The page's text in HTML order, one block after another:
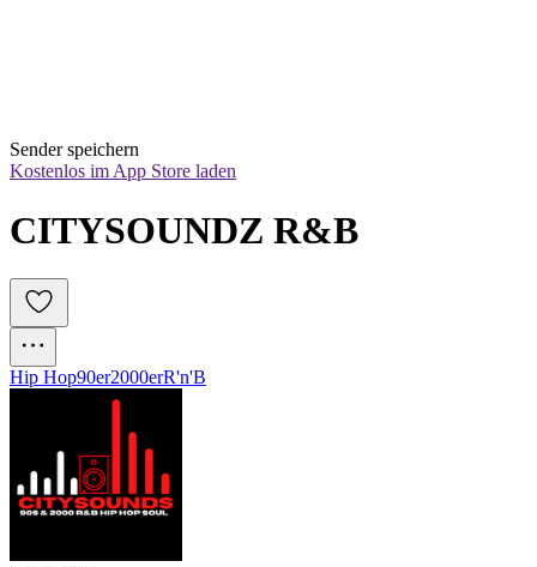
Sender speichern
Kostenlos im App Store laden
CITYSOUNDZ R&B
Hip Hop90er2000erR'n'B